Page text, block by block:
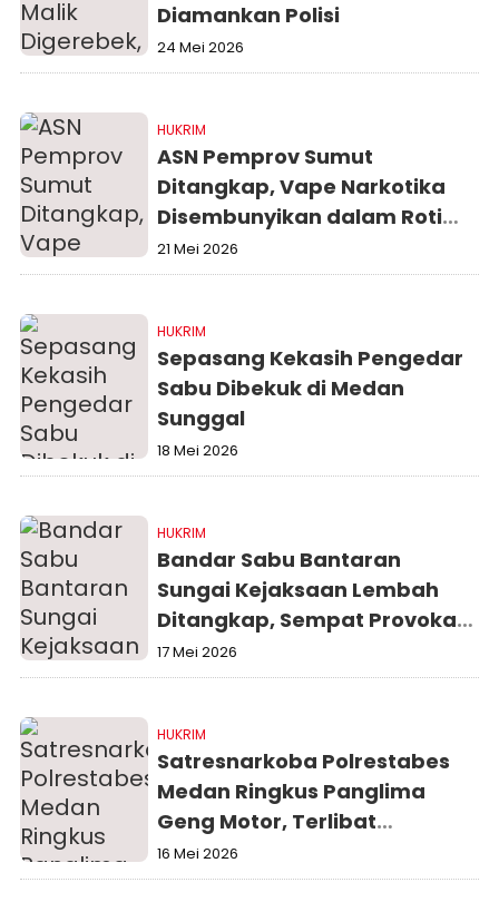
Diamankan Polisi
24 Mei 2026
HUKRIM
ASN Pemprov Sumut
Ditangkap, Vape Narkotika
Disembunyikan dalam Roti
Tawar
21 Mei 2026
HUKRIM
Sepasang Kekasih Pengedar
Sabu Dibekuk di Medan
Sunggal
18 Mei 2026
HUKRIM
Bandar Sabu Bantaran
Sungai Kejaksaan Lembah
Ditangkap, Sempat Provokasi
Warga Saat Disergap Polisi
17 Mei 2026
HUKRIM
Satresnarkoba Polrestabes
Medan Ringkus Panglima
Geng Motor, Terlibat
Jaringan Vape Narkoba
16 Mei 2026